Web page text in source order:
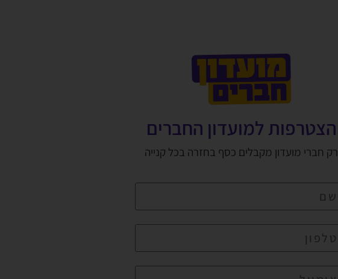
הצטרפות למועדון החברים
רק חברי מועדון מקבלים כסף בחזרה בכל קנייה